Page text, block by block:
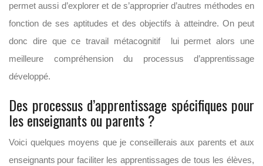
permet aussi d’explorer et de s’approprier d’autres méthodes en
fonction de ses aptitudes et des objectifs à atteindre. On peut
donc dire que ce travail métacognitif lui permet alors une
meilleure compréhension du processus d’apprentissage
développé.
Des processus d’apprentissage spécifiques pour
les enseignants ou parents ?
Voici quelques moyens que je conseillerais aux parents et aux
enseignants pour faciliter les apprentissages de tous les élèves,